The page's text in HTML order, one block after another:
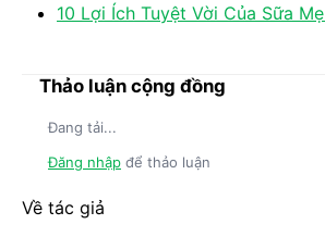
10 Lợi Ích Tuyệt Vời Của Sữa Mẹ
Thảo luận cộng đồng
Đang tải...
Đăng nhập để thảo luận
Về tác giả